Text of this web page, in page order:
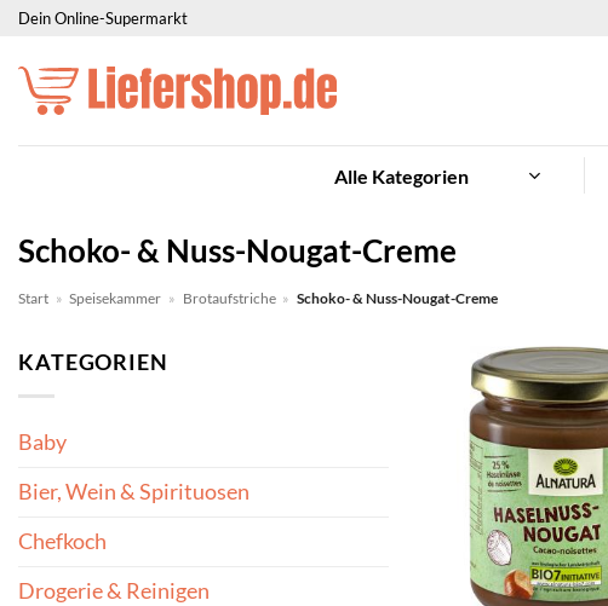
Zum
springen
Dein Online-Supermarkt
Alle Kategorien
Schoko- & Nuss-Nougat-Creme
Start » Speisekammer » Brotaufstriche » Schoko- & Nuss-Nougat-Creme
KATEGORIEN
Baby
Bier, Wein & Spirituosen
Chefkoch
Drogerie & Reinigen